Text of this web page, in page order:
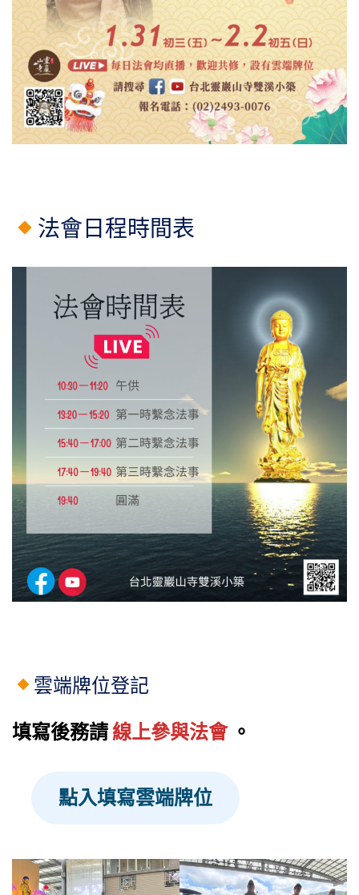
法會日程時間表
雲端牌位登記
填寫後務請線上參與法會 。
點入填寫雲端牌位